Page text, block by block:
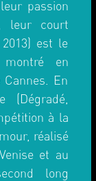
passion
leur court
est le
en
En
à la
réalisé
et au
long